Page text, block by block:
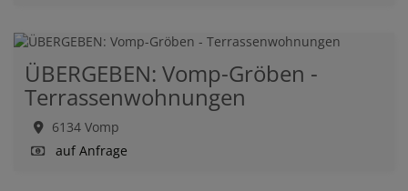
ÜBERGEBEN: Vomp-Gröben -
Terrassenwohnungen
6134 Vomp
auf Anfrage